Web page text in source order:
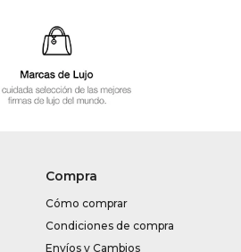
Compra
Cómo comprar
Condiciones de compra
Envíos y Cambios